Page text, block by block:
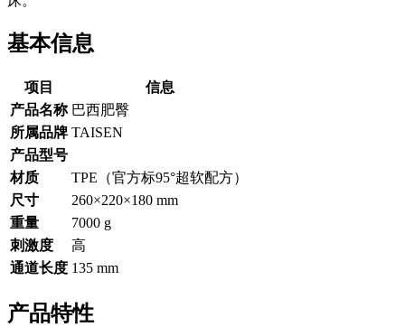
基本信息
项目
信息
产品名称 巴西肥臀
所属品牌 TAISEN
产品型号
材质
TPE（官方标95°超软配方）
尺寸
260×220×180 mm
重量
7000 g
刺激度
高
通道长度 135 mm
产品特性